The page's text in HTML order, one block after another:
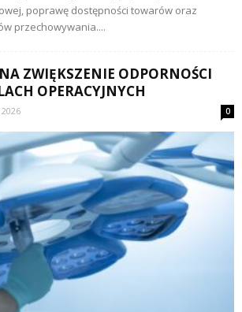
poprawę dostępności towarów oraz
przechowywania....
ZWIĘKSZENIE ODPORNOŚCI
OPERACYJNYCH
0